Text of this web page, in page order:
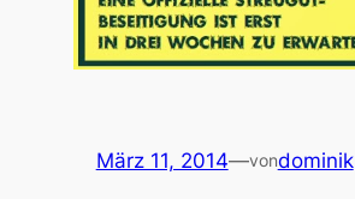
März 11, 2014—vondominik